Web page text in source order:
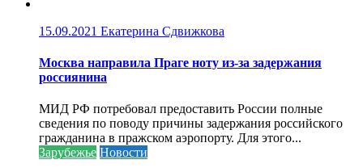
15.09.2021 Екатерина Сдвижкова
Москва направила Праге ноту из-за задержания
россиянина
МИД РФ потребовал предоставить России полные
сведения по поводу причины задержания российского
гражданина в пражском аэропорту. Для этого...
Зарубежье Новости